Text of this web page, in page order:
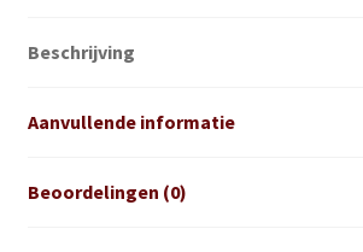
Beschrijving
Aanvullende informatie
Beoordelingen (0)